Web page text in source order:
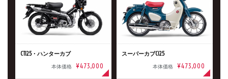
CT125・ハンターカブ
本体価格 ¥473,000
スーパーカブC125
本体価格 ¥473,000